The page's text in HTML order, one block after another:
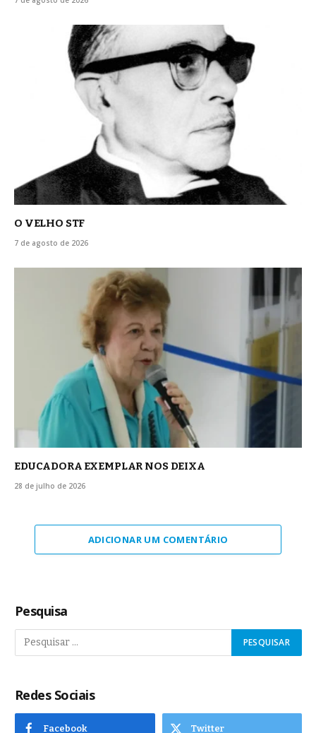
O VELHO STF
7 de agosto de 2026
EDUCADORA EXEMPLAR NOS DEIXA
28 de julho de 2026
ADICIONAR UM COMENTÁRIO
Pesquisa
Redes Sociais
Facebook Twitter